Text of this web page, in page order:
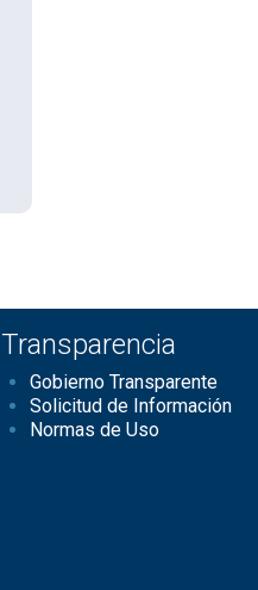
Transparencia
Gobierno Transparente
Solicitud de Información
Normas de Uso